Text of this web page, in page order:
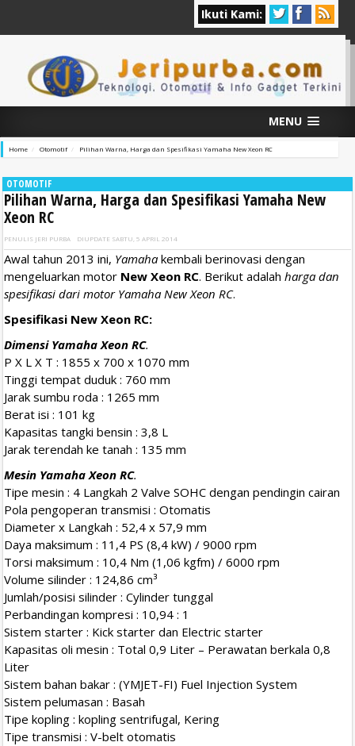
Ikuti Kami:
MENU
Home Otomotif Pilihan Warna, Harga dan Spesifikasi Yamaha New Xeon RC
OTOMOTIF
Pilihan Warna, Harga dan Spesifikasi Yamaha New
Xeon RC
PENULIS JERI PURBA DIUPDATE SABTU, 5 APRIL 2014
Awal tahun 2013 ini, Yamaha kembali berinovasi dengan
mengeluarkan motor New Xeon RC. Berikut adalah harga dan
spesifikasi dari motor Yamaha New Xeon RC.
Spesifikasi New Xeon RC:
Dimensi Yamaha Xeon RC.
P X L X T : 1855 x 700 x 1070 mm
Tinggi tempat duduk : 760 mm
Jarak sumbu roda : 1265 mm
Berat isi : 101 kg
Kapasitas tangki bensin : 3,8 L
Jarak terendah ke tanah : 135 mm
Mesin Yamaha Xeon RC.
Tipe mesin : 4 Langkah 2 Valve SOHC dengan pendingin cairan
Pola pengoperan transmisi : Otomatis
Diameter x Langkah : 52,4 x 57,9 mm
Daya maksimum : 11,4 PS (8,4 kW) / 9000 rpm
Torsi maksimum : 10,4 Nm (1,06 kgfm) / 6000 rpm
Volume silinder : 124,86 cm³
Jumlah/posisi silinder : Cylinder tunggal
Perbandingan kompresi : 10,94 : 1
Sistem starter : Kick starter dan Electric starter
Kapasitas oli mesin : Total 0,9 Liter – Perawatan berkala 0,8
Liter
Sistem bahan bakar : (YMJET-FI) Fuel Injection System
Sistem pelumasan : Basah
Tipe kopling : kopling sentrifugal, Kering
Tipe transmisi : V-belt otomatis